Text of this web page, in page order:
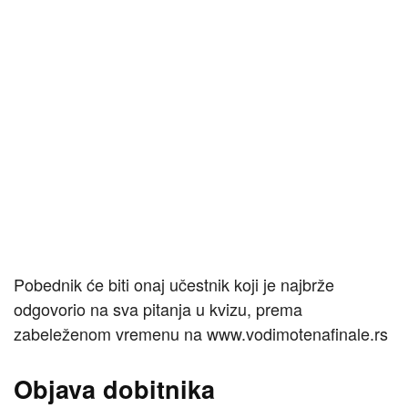
Pobednik će biti onaj učestnik koji je najbrže
odgovorio na sva pitanja u kvizu, prema
zabeleženom vremenu na www.vodimotenafinale.rs
Objava dobitnika